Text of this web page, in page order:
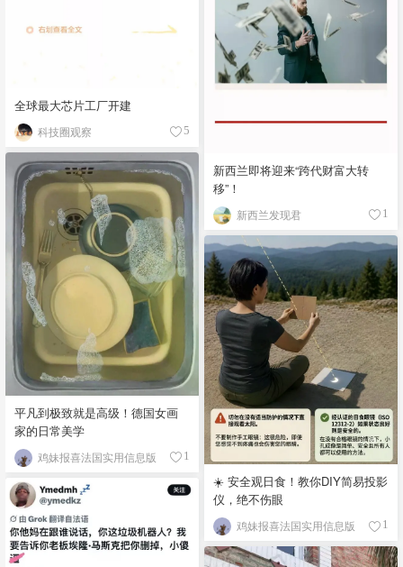
全球最大芯片工厂开建
科技圈观察 5
新西兰即将迎来“跨代财富大转
移”！
新西兰发现君 1
平凡到极致就是高级！德国女画
家的日常美学
鸡妹报喜法国实用信息版 1
☀️ 安全观日食！教你DIY简易投影
仪，绝不伤眼
鸡妹报喜法国实用信息版 1